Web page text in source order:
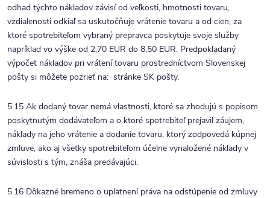
odhad týchto nákladov závisí od veľkosti, hmotnosti tovaru,
vzdialenosti odkiaľ sa uskutočňuje vrátenie tovaru a od cien, za
ktoré spotrebiteľom vybraný prepravca poskytuje svoje služby
napríklad vo výške od 2,70 EUR do 8,50 EUR. Predpokladaný
výpočet nákladov pri vrátení tovaru prostredníctvom Slovenskej
pošty si môžete pozrieť na: stránke SK pošty.
5.15 Ak dodaný tovar nemá vlastnosti, ktoré sa zhodujú s popisom
poskytnutým dodávateľom a o ktoré spotrebiteľ prejavil záujem,
náklady na jeho vrátenie a dodanie tovaru, ktorý zodpovedá kúpnej
zmluve, ako aj všetky spotrebiteľom účelne vynaložené náklady v
súvislosti s tým, znáša predávajúci.
5.16 Dôkazné bremeno o uplatnení práva na odstúpenie od zmluvy